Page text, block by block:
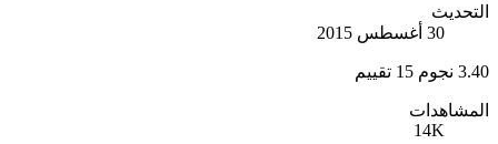
التحديث
30 أغسطس 2015
3.40 نجوم 15 تقييم
المشاهدات
14K